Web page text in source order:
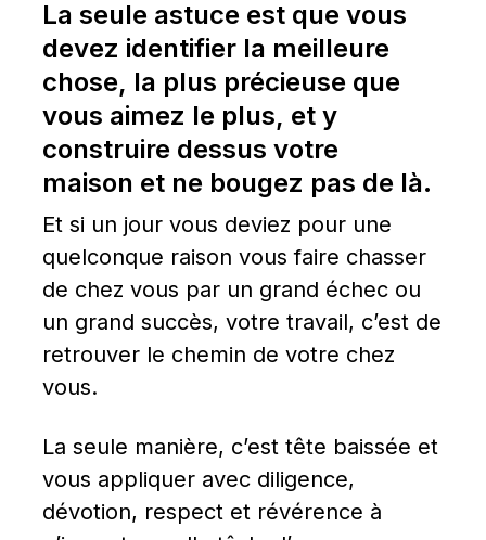
La seule astuce est que vous
devez identifier la meilleure
chose, la plus précieuse que
vous aimez le plus, et y
construire dessus votre
maison et ne bougez pas de là.
Et si un jour vous deviez pour une
quelconque raison vous faire chasser
de chez vous par un grand échec ou
un grand succès, votre travail, c’est de
retrouver le chemin de votre chez
vous.
La seule manière, c’est tête baissée et
vous appliquer avec diligence,
dévotion, respect et révérence à